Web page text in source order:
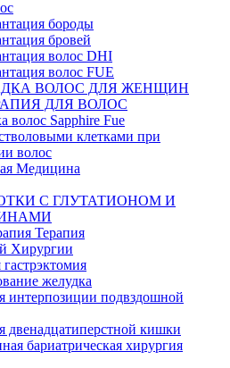
бороды
бровей
волос DHI
волос FUE
ВОЛОС ДЛЯ ЖЕНЩИН
ДЛЯ ВОЛОС
волос Sapphire Fue
клетками при
волос
Медицина
С ГЛУТАТИОНОМ И
Терапия
Хирургии
желудка
интерпозиции подвздошной
двенадцатиперстной кишки
бариатрическая хирургия